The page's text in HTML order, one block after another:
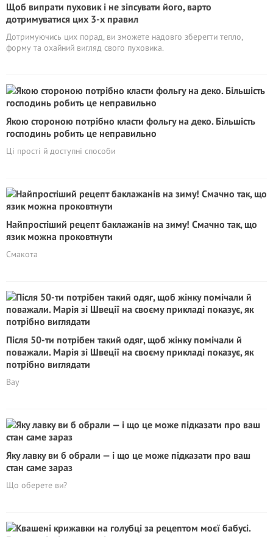
Щоб випрати пуховик і не зіпсувати його, варто
дотримуватися цих 3-х правил
Дотримуючись цих порад, ви зможете надовго зберегти тепло,
форму та охайний вигляд свого пуховика.
Якою стороною потрібно класти фольгу на деко. Більшість
господинь робить це неправильно
Ці прості й доступні способи
Найпростіший рецепт баклажанів на зиму! Смачно так, що
язик можна проковтнути
Смакота
Після 50-ти потрібен такий одяг, щоб жінку помічали й
поважали. Марія зі Швеції на своєму прикладі показує, як
потрібно виглядати
Вау
Яку лавку ви б обрали — і що це може підказати про ваш
стан саме зараз
Що оберете ви?